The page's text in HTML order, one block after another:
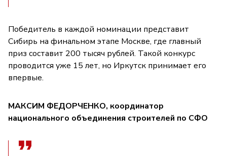
Победитель в каждой номинации представит
Сибирь на финальном этапе Москве, где главный
приз составит 200 тысяч рублей. Такой конкурс
проводится уже 15 лет, но Иркутск принимает его
впервые.
МАКСИМ ФЕДОРЧЕНКО, координатор
национального объединения строителей по СФО